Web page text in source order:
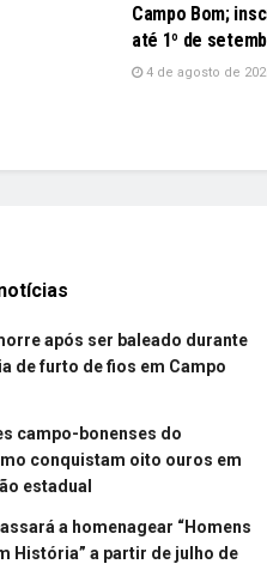
Campo Bom;
até 1º de
4 de agosto de
após ser baleado durante
de furto de fios em Campo
campo-bonenses do
conquistam oito ouros em
estadual
a homenagear “Homens
História” a partir de julho de